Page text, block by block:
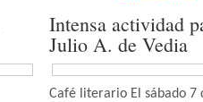
Intensa actividad
Julio A. de Vedia
Café literario El sábado 7